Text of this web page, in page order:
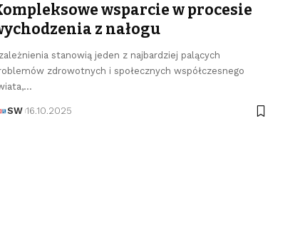
wsparcie w procesie
z nałogu
stanowią jeden z najbardziej palących
zdrowotnych i społecznych współczesnego
SW 16.10.2025